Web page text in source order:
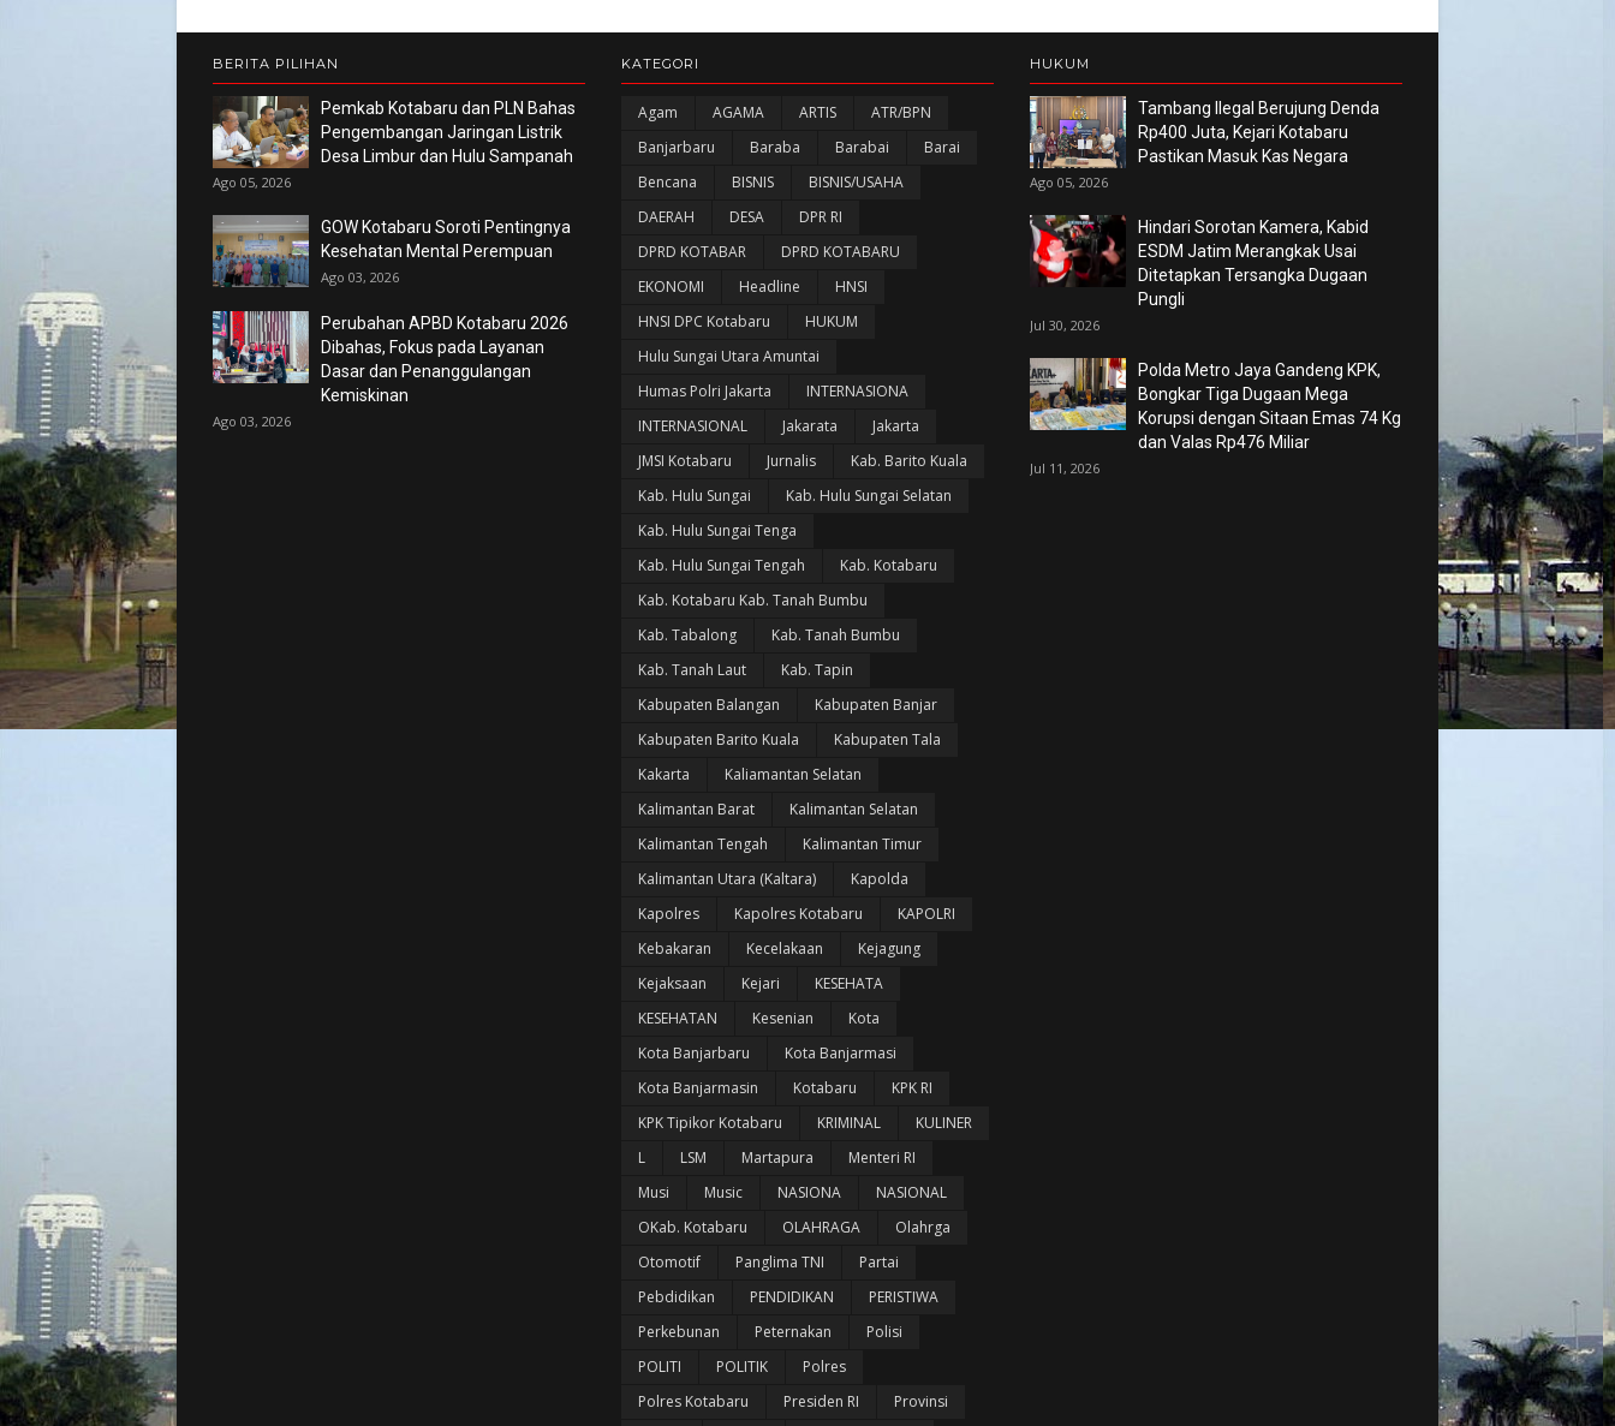
BERITA PILIHAN
Pemkab Kotabaru dan PLN Bahas
Pengembangan Jaringan Listrik
Desa Limbur dan Hulu Sampanah
Ago 05, 2026
GOW Kotabaru Soroti Pentingnya
Kesehatan Mental Perempuan
Ago 03, 2026
Perubahan APBD Kotabaru 2026
Dibahas, Fokus pada Layanan
Dasar dan Penanggulangan
Kemiskinan
Ago 03, 2026
KATEGORI
Agam AGAMA ARTIS
ATR/BPN
Banjarbaru
Baraba Barabai
Barai
Bencana
BISNIS
BISNIS/USAHA
DAERAH
DESA
DPR RI
DPRD KOTABAR
DPRD KOTABARU
EKONOMI
Headline
HNSI
HNSI DPC Kotabaru
HUKUM
Hulu Sungai Utara Amuntai
Humas Polri Jakarta
INTERNASIONA
INTERNASIONAL
Jakarata
Jakarta
JMSI Kotabaru
Jurnalis
Kab. Barito Kuala
Kab. Hulu Sungai
Kab. Hulu Sungai Selatan
Kab. Hulu Sungai Tenga
Kab. Hulu Sungai Tengah
Kab. Kotabaru
Kab. Kotabaru Kab. Tanah Bumbu
Kab. Tabalong
Kab. Tanah Bumbu
Kab. Tanah Laut
Kab. Tapin
Kabupaten Balangan
Kabupaten Banjar
Kabupaten Barito Kuala
Kabupaten Tala
Kakarta
Kaliamantan Selatan
Kalimantan Barat
Kalimantan Selatan
Kalimantan Tengah
Kalimantan Timur
Kalimantan Utara (Kaltara)
Kapolda
Kapolres
Kapolres Kotabaru
KAPOLRI
Kebakaran
Kecelakaan
Kejagung
Kejaksaan
Kejari
KESEHATA
KESEHATAN
Kesenian
Kota
Kota Banjarbaru
Kota Banjarmasi
Kota Banjarmasin
Kotabaru
KPK RI
KPK Tipikor Kotabaru
KRIMINAL
KULINER
L
LSM Martapura
Menteri RI
Musi
Music NASIONA
NASIONAL
OKab. Kotabaru
OLAHRAGA
Olahrga
Otomotif
Panglima TNI
Partai
Pebdidikan
PENDIDIKAN
PERISTIWA
Perkebunan
Peternakan
Polisi
POLITI
POLITIK
Polres
Polres Kotabaru
Presiden RI Provinsi
HUKUM
Tambang Ilegal Berujung Denda
Rp400 Juta, Kejari Kotabaru
Pastikan Masuk Kas Negara
Ago 05, 2026
Hindari Sorotan Kamera, Kabid
ESDM Jatim Merangkak Usai
Ditetapkan Tersangka Dugaan
Pungli
Jul 30, 2026
Polda Metro Jaya Gandeng KPK,
Bongkar Tiga Dugaan Mega
Korupsi dengan Sitaan Emas 74 Kg
dan Valas Rp476 Miliar
Jul 11, 2026